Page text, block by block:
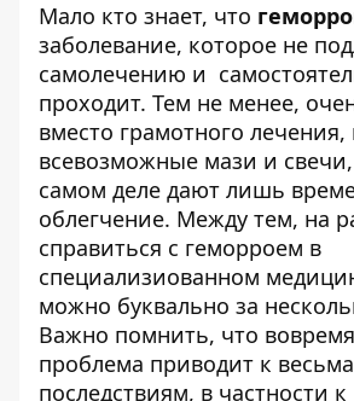
Мало кто знает, что
заболевание, которое не
самолечению и
проходит. Тем не менее,
вместо грамотного лечения,
всевозможные мази и
самом деле дают лишь
облегчение. Между тем, на
справиться с геморроем в
специализиованном
можно буквально за
Важно помнить, что
проблема приводит к
последствиям, в частности к